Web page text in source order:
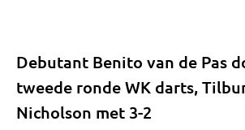
Debutant Benito van de Pas
tweede ronde WK darts,
Nicholson met 3-2